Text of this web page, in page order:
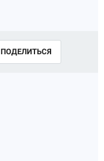
ПОДЕЛИТЬСЯ